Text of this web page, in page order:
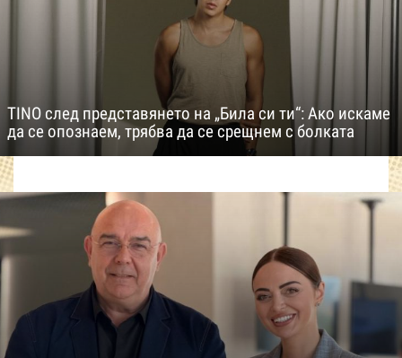
TINO след представянето на „Била си ти“: Ако искаме
да се опознаем, трябва да се срещнем с болката